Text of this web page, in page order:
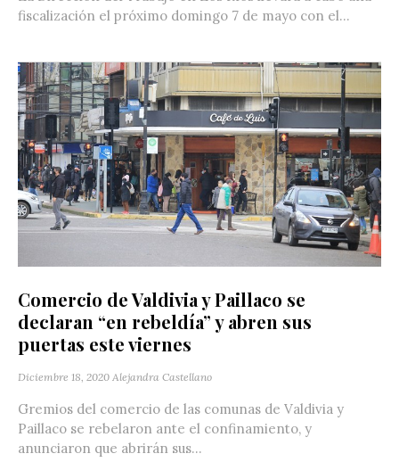
fiscalización el próximo domingo 7 de mayo con el...
Comercio de Valdivia y Paillaco se
declaran “en rebeldía” y abren sus
puertas este viernes
Diciembre 18, 2020 Alejandra Castellano
Gremios del comercio de las comunas de Valdivia y
Paillaco se rebelaron ante el confinamiento, y
anunciaron que abrirán sus...